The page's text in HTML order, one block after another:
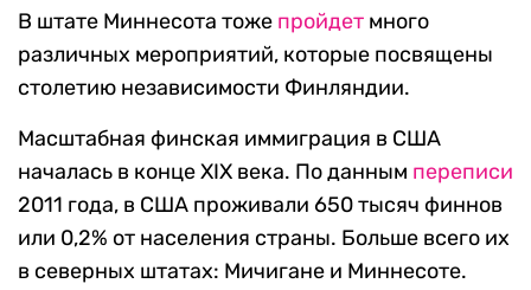
В штате Миннесота тоже пройдет много
различных мероприятий, которые посвящены
столетию независимости Финляндии.
Масштабная финская иммиграция в США
началась в конце XIX века. По данным переписи
2011 года, в США проживали 650 тысяч финнов
или 0,2% от населения страны. Больше всего их
в северных штатах: Мичигане и Миннесоте.